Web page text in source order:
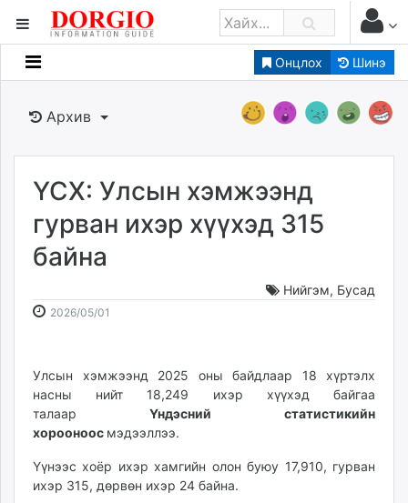
Онцлох Шинэ
Мэдээллийн
Банк санхүү
Бизнес ААН
Төрийн
dorgio.mn
caak.mn
Baabar.mn
tovch.mn
ikon.mn
mnb.mn
Livetv.mn
Eguur.mn
Архив
ҮСХ: Улсын хэмжээнд
гурван ихэр хүүхэд 315
байна
Нийгэм, Бусад
2026/05/01
17:18:34
16:14:57
Улсын хэмжээнд 2025 оны байдлаар 18 хүртэлх
насны нийт 18,249 ихэр хүүхэд байгаа
талаар Үндэсний статистикийн
хорооноос мэдээллээ.
Үүнээс хоёр ихэр хамгийн олон буюу 17,910, гурван
ихэр 315, дөрвөн ихэр 24 байна.